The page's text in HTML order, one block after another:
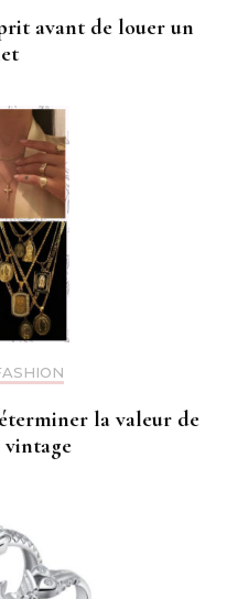
avant de louer un
la valeur de
vintage